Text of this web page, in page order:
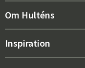
Nytt hos oss
Inredning
Om Hulténs
Om Hulténs
Inspiration